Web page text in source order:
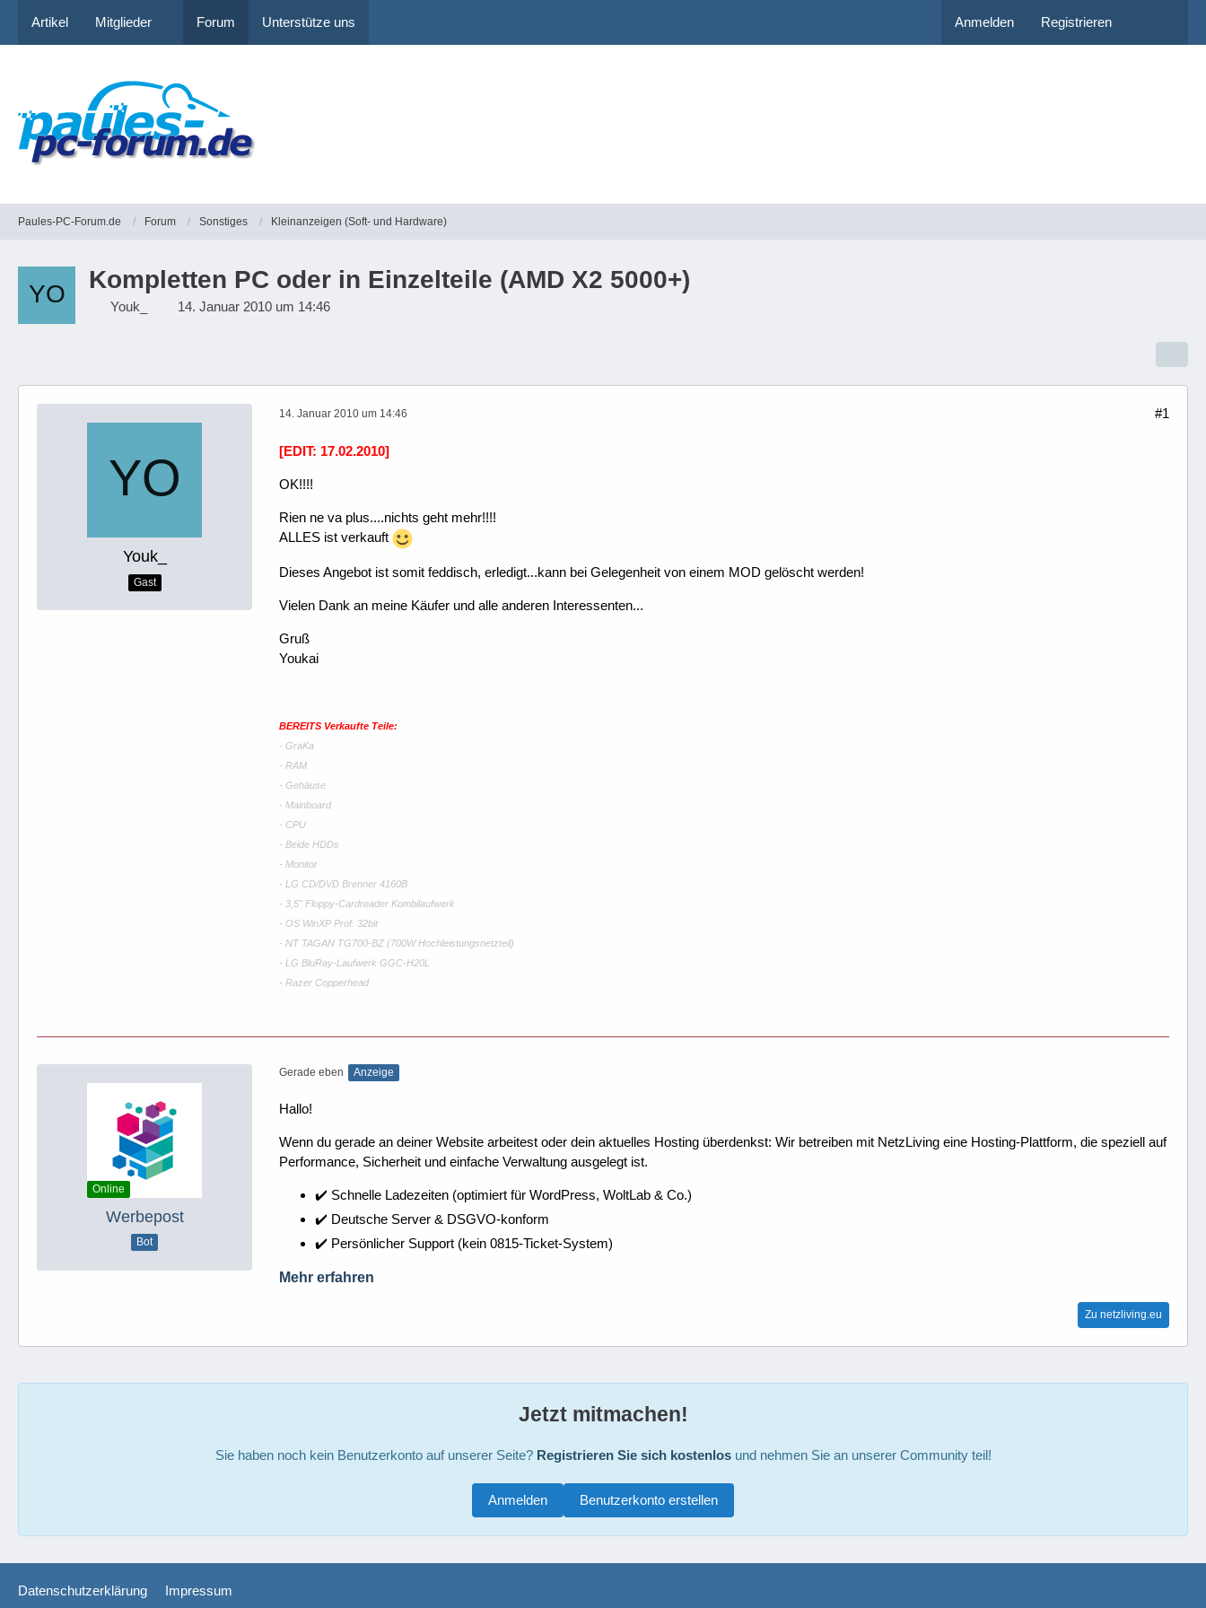
Artikel Mitglieder Forum Unterstütze uns Anmelden Registrieren
Paules-PC-Forum.de Forum Sonstiges Kleinanzeigen (Soft- und Hardware)
Kompletten PC oder in Einzelteile (AMD X2 5000+)
Youk_ 14. Januar 2010 um 14:46
Youk_
Gast
14. Januar 2010 um 14:46 #1
[EDIT: 17.02.2010]
OK!!!!
Rien ne va plus....nichts geht mehr!!!!
ALLES ist verkauft
Dieses Angebot ist somit feddisch, erledigt...kann bei Gelegenheit von einem MOD gelöscht werden!
Vielen Dank an meine Käufer und alle anderen Interessenten...
Gruß
Youkai
BEREITS Verkaufte Teile:
- GraKa
- RAM
- Gehäuse
- Mainboard
- CPU
- Beide HDDs
- Monitor
- LG CD/DVD Brenner 4160B
- 3,5" Floppy-Cardreader Kombilaufwerk
- OS WinXP Prof. 32bit
- NT TAGAN TG700-BZ (700W Hochleistungsnetzteil)
- LG BluRay-Laufwerk GGC-H20L
- Razer Copperhead
Online
Werbepost
Bot
Gerade eben Anzeige
Hallo!
Wenn du gerade an deiner Website arbeitest oder dein aktuelles Hosting überdenkst: Wir betreiben mit NetzLiving eine Hosting-Plattform, die speziell auf
Performance, Sicherheit und einfache Verwaltung ausgelegt ist.
✔️ Schnelle Ladezeiten (optimiert für WordPress, WoltLab & Co.)
✔️ Deutsche Server & DSGVO-konform
✔️ Persönlicher Support (kein 0815-Ticket-System)
Mehr erfahren
Zu netzliving.eu
Jetzt mitmachen!
Sie haben noch kein Benutzerkonto auf unserer Seite? Registrieren Sie sich kostenlosund nehmen Sie an unserer Community teil!
Benutzerkonto erstellen
Anmelden
Datenschutzerklärung Impressum